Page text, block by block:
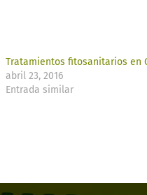
Tratamientos fitosanitarios en
abril 23, 2016
Entrada similar